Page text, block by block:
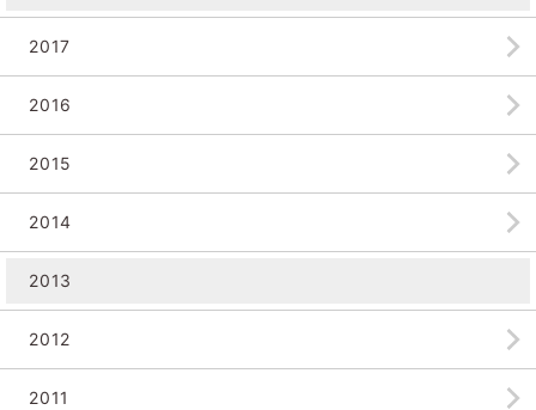
2017
2016
2015
2014
2013
2012
2011